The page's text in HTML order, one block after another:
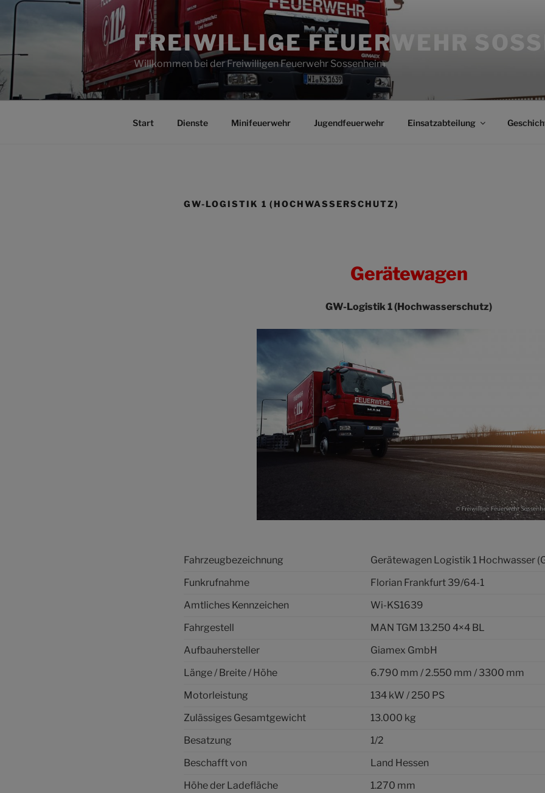
Zum
Inhalt
springen
FREIWILLIGE FEUERWEHR
Willkommen bei der Freiwilligen Feuerwehr Sossenheim
Start Dienste Minifeuerwehr Jugendfeuerwehr Einsatzabteilung
GW-LOGISTIK 1 (HOCHWASSERSCHUTZ)
Gerätewagen
GW-Logistik 1 (Hochwasserschutz)
Fahrzeugbezeichnung
Gerätewagen Logistik 1 Hochwasser
Funkrufnahme
Florian Frankfurt 39/64-1
Amtliches Kennzeichen
Wi-KS1639
Fahrgestell
MAN TGM 13.250 4×4 BL
Aufbauhersteller
Giamex GmbH
Länge / Breite / Höhe
6.790 mm / 2.550 mm / 3300 mm
Motorleistung
134 kW / 250 PS
Zulässiges Gesamtgewicht
13.000 kg
Besatzung
1/2
Beschafft von
Land Hessen
Höhe der Ladefläche
1.270 mm